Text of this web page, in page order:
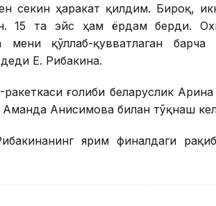
ҳаракат қилдим. Бироқ,
15 та эйс ҳам ёрдам берди.
қўллаб-қувватлаган барча
Е. Рибакина.
ғолиби беларуслик
Анисимова билан тўқнаш
ярим финалдаги